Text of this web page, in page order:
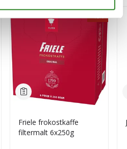
Friele frokostkaffe
filtermalt 6x250g